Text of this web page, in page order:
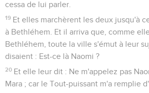
cessa de lui parler.
19 Et elles marchèrent les deux jusqu'à
à Bethléhem. Et il arriva que, comme
Bethléhem, toute la ville s'émut à leur
disaient : Est-ce là Naomi ?
20 Et elle leur dit : Ne m'appelez pas
Mara ; car le Tout-puissant m'a remplie